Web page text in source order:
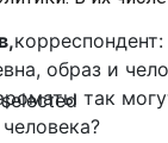
корреспондент:
образ и
так